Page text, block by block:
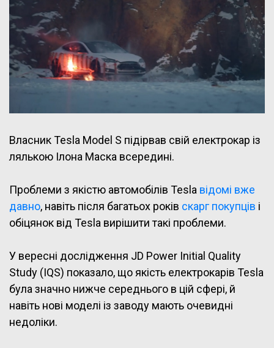
Власник Tesla Model S підірвав свій електрокар із
лялькою Ілона Маска всередині.
Проблеми з якістю автомобілів Tesla відомі вже
давно, навіть після багатьох років скарг покупців і
обіцянок від Tesla вирішити такі проблеми.
У вересні дослідження JD Power Initial Quality
Study (IQS) показало, що якість електрокарів Tesla
була значно нижче середнього в цій сфері, й
навіть нові моделі із заводу мають очевидні
недоліки.